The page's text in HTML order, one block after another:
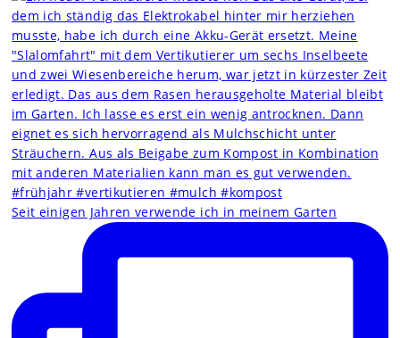
Seit einigen Jahren verwende ich in meinem Garten